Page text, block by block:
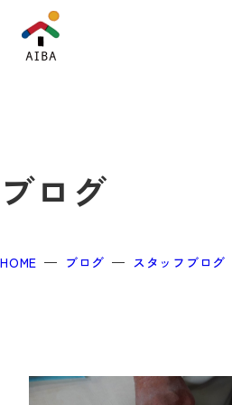
ブログ
HOME ブログ スタッフブログ